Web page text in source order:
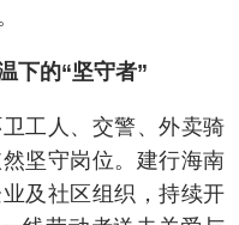
的“坚守者”
工人、交警、外卖骑
坚守岗位。建行海南
及社区组织，持续开